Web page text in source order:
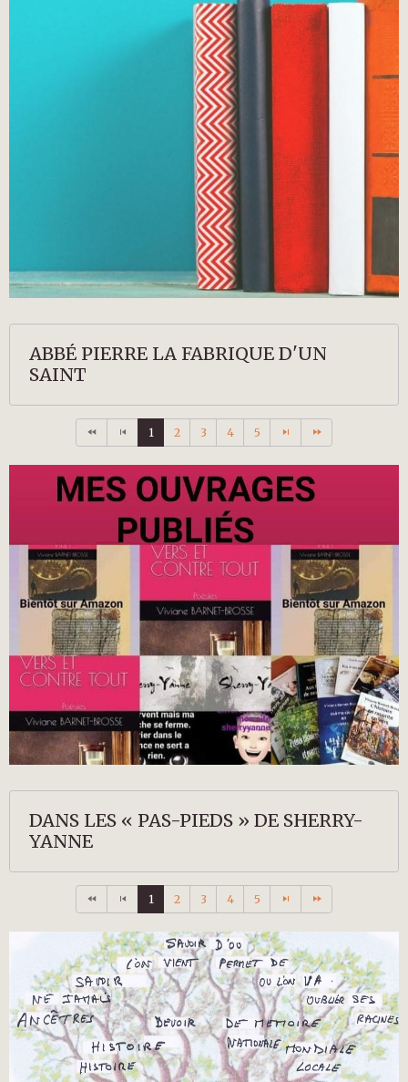
ABBÉ PIERRE LA FABRIQUE D'UN
SAINT
1 2 3 4 5
DANS LES « PAS-PIEDS » DE SHERRY-
YANNE
1 2 3 4 5